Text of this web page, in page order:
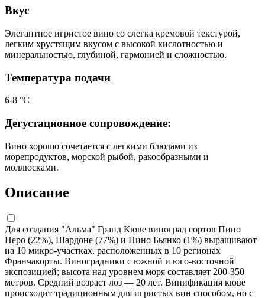
Вкус
Элегантное игристое вино со слегка кремовой текстурой,
легким хрустящим вкусом с высокой кислотностью и
минеральностью, глубиной, гармонией и сложностью.
Температура подачи
6-8 °С
Дегустационное сопровождение:
Вино хорошо сочетается с легкими блюдами из
морепродуктов, морской рыбой, ракообразными и
моллюсками.
Описание
Для создания "Альма" Гранд Кюве виноград сортов Пино
Неро (22%), Шардоне (77%) и Пино Бьянко (1%) выращивают
на 10 микро-участках, расположенных в 10 регионах
Франчакорты. Виноградники с южной и юго-восточной
экспозицией; высота над уровнем моря составляет 200-350
метров. Средний возраст лоз — 20 лет. Винификация кюве
происходит традиционным для игристых вин способом, но с